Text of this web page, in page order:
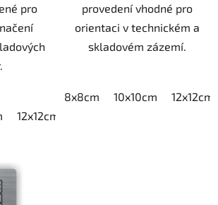
pro
12x12cm
provedení vhodné pro
orientaci v technickém a
skladovém zázemí.
8x8cm 10x10cm 12x12cm